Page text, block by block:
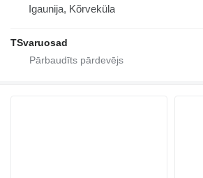
Igaunija, Kõrveküla
TSvaruosad